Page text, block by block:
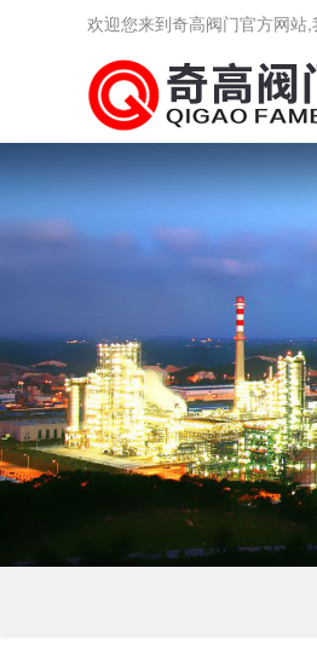
欢迎您来到奇高阀门官方网站